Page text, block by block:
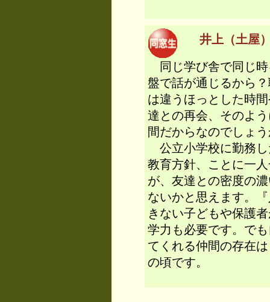
井上（土屋
同じ学び舎で同じ時
盤で話が通じるから
は違うほっとした時
達との再会、そのよ
間だからなのでしょ
公立小学校に勤務し
教育方針、ことに一
が、友達との密度の
ないかと思えます。
きない子どもや保護
学力も必要です。で
てくれる仲間の存在
の頃です。